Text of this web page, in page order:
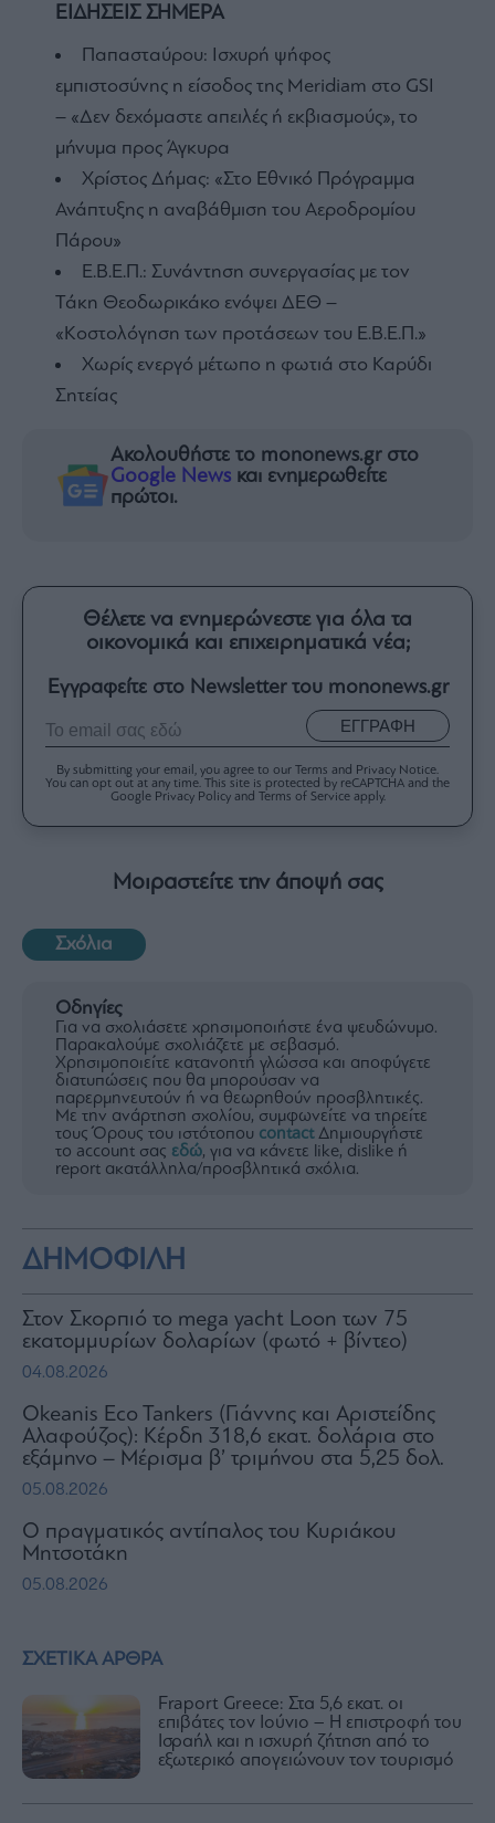
ΣΧΕΤΙΚΑ ΑΡΘΡΑ
Fraport Greece: Στα 5,6 εκατ. οι
επιβάτες τον Ιούνιο – Η επιστροφή του
Ισραήλ και η ισχυρή ζήτηση από το
εξωτερικό απογειώνουν τον τουρισμό
ΕΙΔΗΣΕΙΣ ΣΗΜΕΡΑ
Παπασταύρου: Ισχυρή ψήφος
εμπιστοσύνης η είσοδος της Meridiam στο GSI
– «Δεν δεχόμαστε απειλές ή εκβιασμούς», το
μήνυμα προς Άγκυρα
Χρίστος Δήμας: «Στο Εθνικό Πρόγραμμα
Ανάπτυξης η αναβάθμιση του Αεροδρομίου
Πάρου»
Ε.Β.Ε.Π.: Συνάντηση συνεργασίας με τον
Τάκη Θεοδωρικάκο ενόψει ΔΕΘ –
«Κοστολόγηση των προτάσεων του Ε.Β.Ε.Π.»
Χωρίς ενεργό μέτωπο η φωτιά στο Καρύδι
Σητείας
Ακολουθήστε το mononews.gr στο
Google News και ενημερωθείτε
πρώτοι.
Θέλετε να ενημερώνεστε για όλα τα
οικονομικά και επιχειρηματικά νέα;
Εγγραφείτε στο Newsletter του mononews.gr
ΕΓΓΡΑΦΗ
By submitting your email, you agree to our Terms and Privacy Notice.
You can opt out at any time. This site is protected by reCAPTCHA and the
Google Privacy Policy and Terms of Service apply.
Μοιραστείτε την άποψή σας
Σχόλια
Οδηγίες
Για να σχολιάσετε χρησιμοποιήστε ένα ψευδώνυμο.
Παρακαλούμε σχολιάζετε με σεβασμό.
Χρησιμοποιείτε κατανοητή γλώσσα και αποφύγετε
διατυπώσεις που θα μπορούσαν να
παρερμηνευτούν ή να θεωρηθούν προσβλητικές.
Με την ανάρτηση σχολίου, συμφωνείτε να τηρείτε
τους Όρους του ιστότοπου contactΔημιουργήστε
το account σας εδώ, για να κάνετε like, dislike ή
report ακατάλληλα/προσβλητικά σχόλια.
ΔΗΜΟΦΙΛΗ
Στον Σκορπιό το mega yacht Loon των 75
εκατομμυρίων δολαρίων (φωτό + βίντεο)
04.08.2026
Okeanis Eco Tankers (Γιάννης και Αριστείδης
Αλαφούζος): Κέρδη 318,6 εκατ. δολάρια στο
εξάμηνο – Μέρισμα β’ τριμήνου στα 5,25 δολ.
05.08.2026
Ο πραγματικός αντίπαλος του Κυριάκου
Μητσοτάκη
05.08.2026